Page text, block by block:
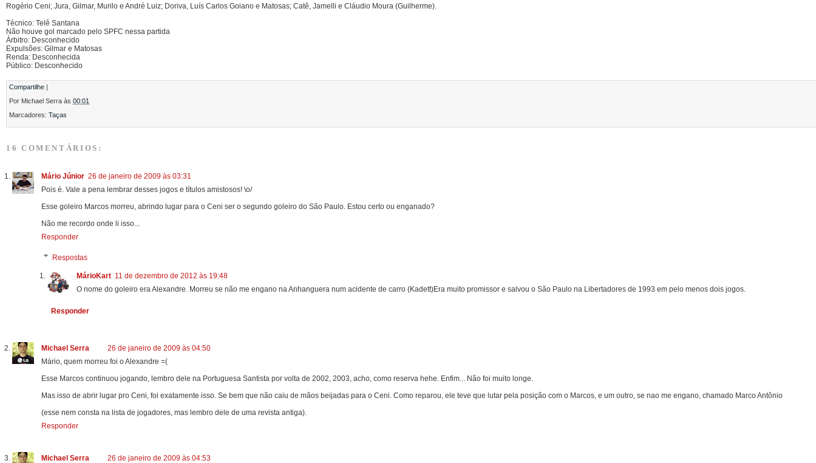
Rogério Ceni; Jura, Gilmar, Murilo e André Luiz; Doriva, Luís Carlos Goiano e Matosas; Catê, Jamelli e Cláudio Moura (Guilherme).
Técnico: Telê Santana
Não houve gol marcado pelo SPFC nessa partida
Árbitro: Desconhecido
Expulsões: Gilmar e Matosas
Renda: Desconhecida
Público: Desconhecido
Compartilhe |
Por Michael Serra às 00:01
Marcadores: Taças
16 COMENTÁRIOS:
Mário Júnior 26 de janeiro de 2009 às 03:31
Pois é. Vale a pena lembrar desses jogos e títulos amistosos! \o/
Esse goleiro Marcos morreu, abrindo lugar para o Ceni ser o segundo goleiro do São Paulo. Estou certo ou enganado?
Não me recordo onde li isso...
Responder
Respostas
MárioKart 11 de dezembro de 2012 às 19:48
O nome do goleiro era Alexandre. Morreu se não me engano na Anhanguera num acidente de carro (Kadett)Era muito promissor e salvou o São Paulo na Libertadores de 1993 em pelo menos dois jogos.
Responder
Michael Serra
26 de janeiro de 2009 às 04:50
Mário, quem morreu foi o Alexandre =(
Esse Marcos continuou jogando, lembro dele na Portuguesa Santista por volta de 2002, 2003, acho, como reserva hehe. Enfim... Não foi muito longe.
Mas isso de abrir lugar pro Ceni, foi exatamente isso. Se bem que não caiu de mãos beijadas para o Ceni. Como reparou, ele teve que lutar pela posição com o Marcos, e um outro, se nao me engano, chamado Marco Antônio
(esse nem consta na lista de jogadores, mas lembro dele de uma revista antiga).
Responder
Michael Serra
26 de janeiro de 2009 às 04:53